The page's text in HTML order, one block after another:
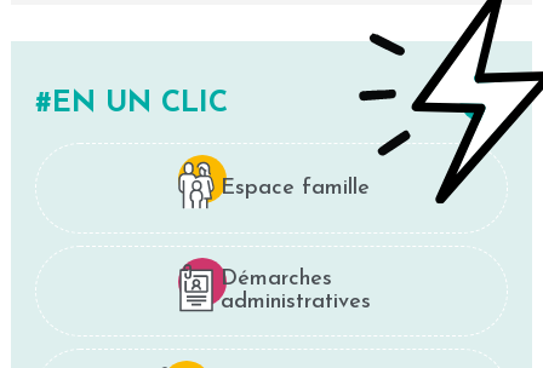
EN UN CLIC
Espace famille
Démarches
administratives